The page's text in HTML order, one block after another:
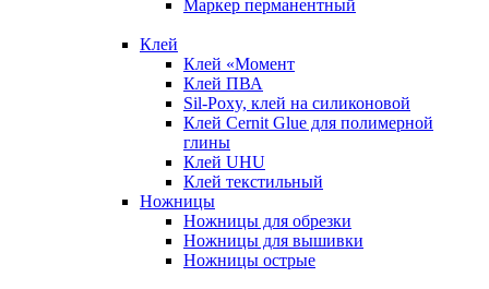
Маркер перманентный
Клей
Клей «Момент
Клей ПВА
Sil-Poxy, клей на силиконовой
Клей Cernit Glue для полимерной
глины
Клей UHU
Клей текстильный
Ножницы
Ножницы для обрезки
Ножницы для вышивки
Ножницы острые